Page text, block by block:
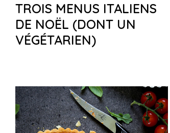
TROIS MENUS ITALIENS
DE NOËL (DONT UN
VÉGÉTARIEN)